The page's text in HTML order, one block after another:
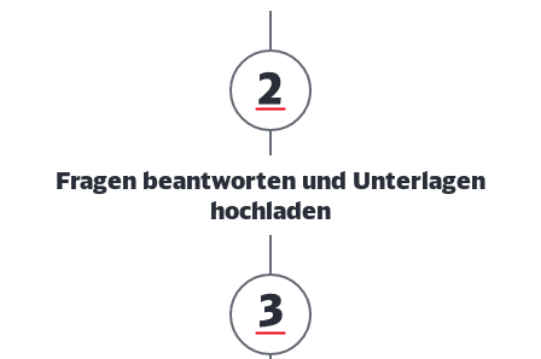
Fragen beantworten und Unterlagen
hochladen